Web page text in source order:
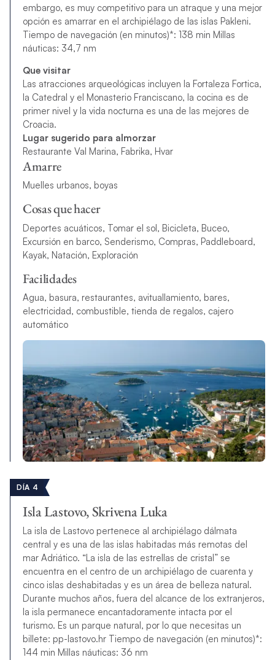
embargo, es muy competitivo para un atraque y una mejor
opción es amarrar en el archipiélago de las islas Pakleni.
Tiempo de navegación (en minutos)*: 138 min Millas
náuticas: 34,7 nm
Que visitar
Las atracciones arqueológicas incluyen la Fortaleza Fortica,
la Catedral y el Monasterio Franciscano, la cocina es de
primer nivel y la vida nocturna es una de las mejores de
Croacia.
Lugar sugerido para almorzar
Restaurante Val Marina, Fabrika, Hvar
Amarre
Muelles urbanos, boyas
Cosas que hacer
Deportes acuáticos, Tomar el sol, Bicicleta, Buceo,
Excursión en barco, Senderismo, Compras, Paddleboard,
Kayak, Natación, Exploración
Facilidades
Agua, basura, restaurantes, avituallamiento, bares,
electricidad, combustible, tienda de regalos, cajero
automático
DÍA 4
Isla Lastovo, Skrivena Luka
La isla de Lastovo pertenece al archipiélago dálmata
central y es una de las islas habitadas más remotas del
mar Adriático. “La isla de las estrellas de cristal” se
encuentra en el centro de un archipiélago de cuarenta y
cinco islas deshabitadas y es un área de belleza natural.
Durante muchos años, fuera del alcance de los extranjeros,
la isla permanece encantadoramente intacta por el
turismo. Es un parque natural, por lo que necesitas un
billete: pp-lastovo.hr Tiempo de navegación (en minutos)*:
144 min Millas náuticas: 36 nm